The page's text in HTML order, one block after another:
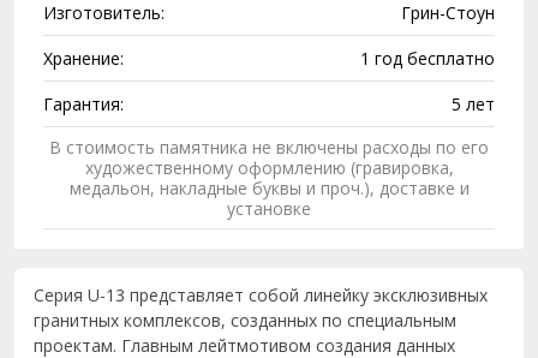
Изготовитель:
Грин-Стоун
Хранение:
1 год бесплатно
Гарантия:
5 лет
В стоимость памятника не включены расходы по его
художественному оформлению (гравировка,
медальон, накладные буквы и проч.), доставке и
установке
Серия U-13 представляет собой линейку эксклюзивных
гранитных комплексов, созданных по специальным
проектам. Главным лейтмотивом создания данных